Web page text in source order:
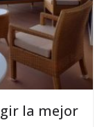
la mejor